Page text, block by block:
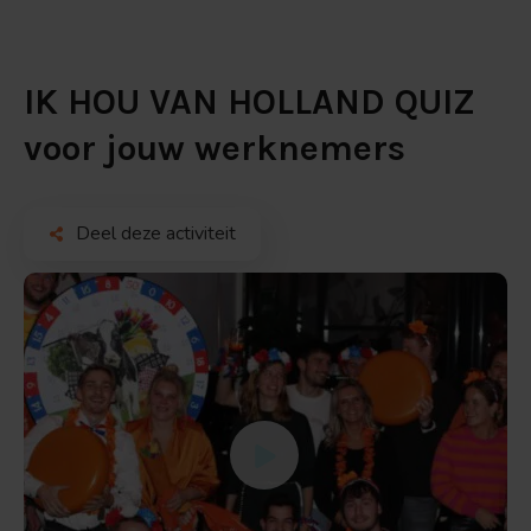
IK HOU VAN HOLLAND QUIZ
voor jouw werknemers
Deel deze activiteit